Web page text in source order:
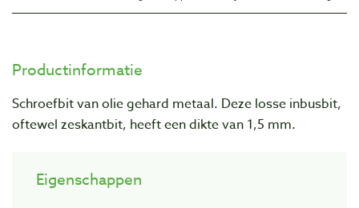
Productinformatie
Schroefbit van olie gehard metaal. Deze losse inbusbit,
oftewel zeskantbit, heeft een dikte van 1,5 mm.
Eigenschappen